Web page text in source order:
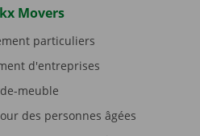
Movers
particuliers
d'entreprises
meuble
des personnes âgées